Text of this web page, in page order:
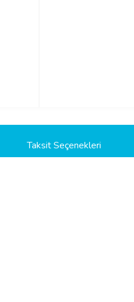
Taksit Seçenekleri